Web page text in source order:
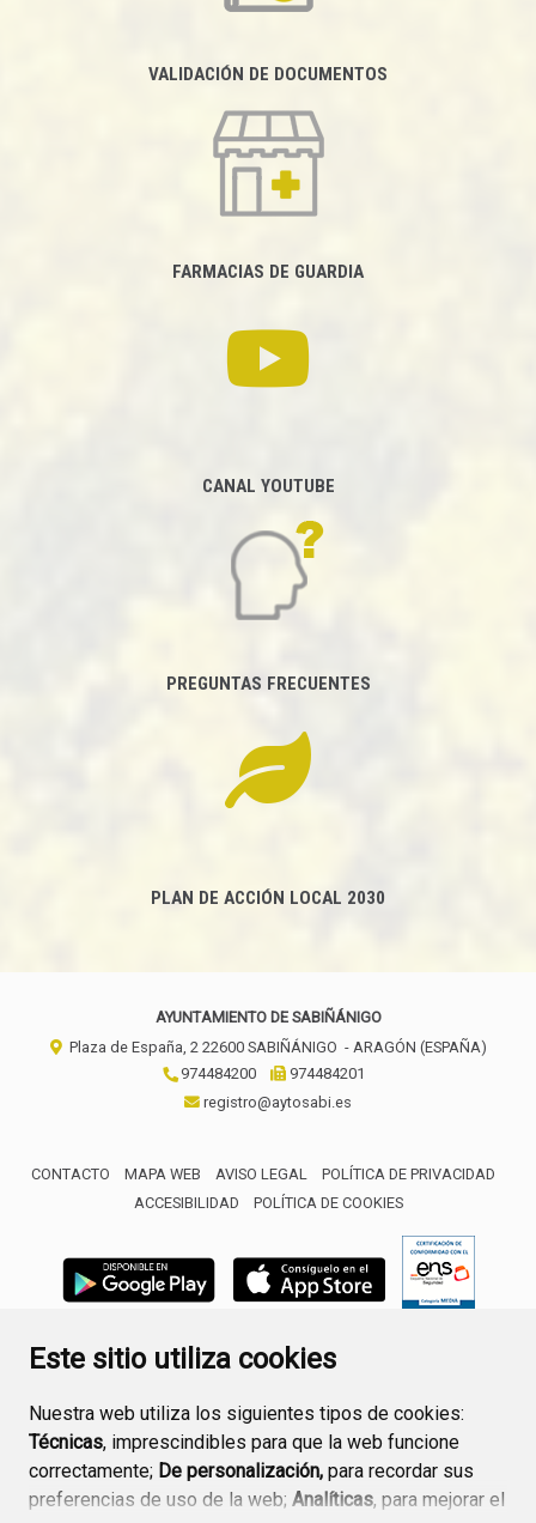
Este sitio utiliza cookies
Nuestra web utiliza los siguientes tipos de cookies:
Técnicas, imprescindibles para que la web funcione
correctamente; De personalización, para recordar sus
preferencias de uso de la web; Analíticas, para mejorar el
VALIDACIÓN DE DOCUMENTOS
FARMACIAS DE GUARDIA
CANAL YOUTUBE
PREGUNTAS FRECUENTES
PLAN DE ACCIÓN LOCAL 2030
AYUNTAMIENTO DE SABIÑÁNIGO
Plaza de España, 2 22600 SABIÑÁNIGO - ARAGÓN (ESPAÑA)
974484200
974484201
registro@aytosabi.es
CONTACTO MAPA WEB AVISO LEGAL
POLÍTICA DE PRIVACIDAD
ACCESIBILIDAD
POLÍTICA DE COOKIES